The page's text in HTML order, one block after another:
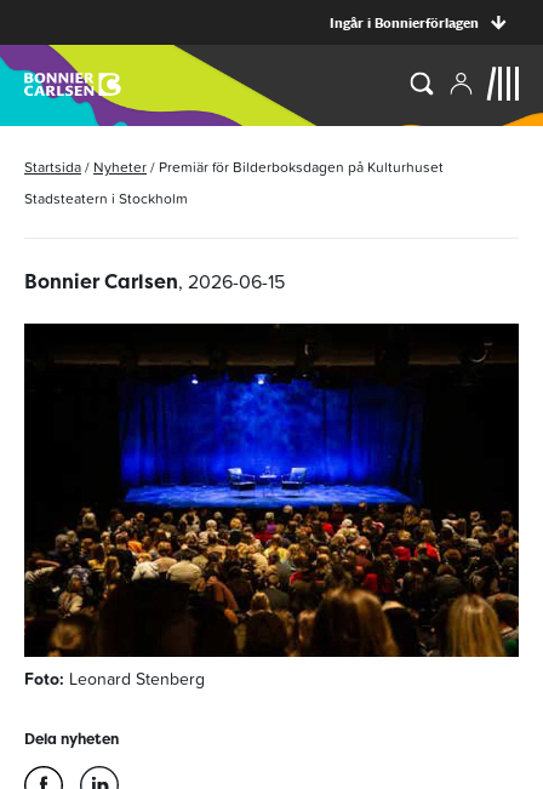
Ingår i Bonnierförlagen
Startsida/ Nyheter/ Premiär för Bilderboksdagen på Kulturhuset
Stadsteatern i Stockholm
Bonnier Carlsen, 2026-06-15
Foto: Leonard Stenberg
Dela nyheten